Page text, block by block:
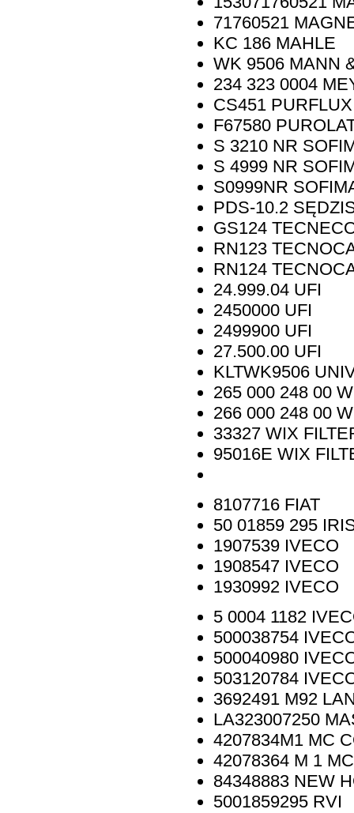
71760521
KC 186 MAHLE
WK 9506 MANN
234 323 0004
CS451 PURFLUX
F67580
S 3210 NR
S 4999 NR
S0999NR
PDS-10.2
GS124
RN123
RN124
24.999.04 UFI
2450000 UFI
2499900 UFI
27.500.00 UFI
KLTWK9506
265 000 248 00
266 000 248 00
33327 WIX
95016E WIX
8107716 FIAT
50 01859 295
1907539 IVECO
1908547 IVECO
1930992 IVECO
5 0004 1182
500038754
500040980
503120784
3692491 M92
LA323007250
4207834M1 MC
42078364 M 1
84348883 NEW
5001859295 RVI